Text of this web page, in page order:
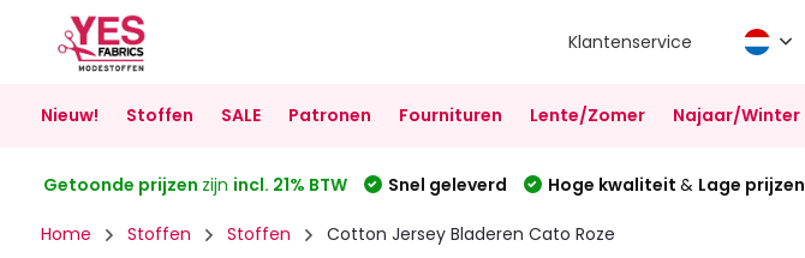
Klantenservice
Nieuw! Stoffen SALE Patronen Fournituren Lente/Zomer Najaar/Winter
Getoonde prijzen zijn incl. 21% BTW Snel geleverd Hoge kwaliteit & Lage prijzen
Home Stoffen Stoffen Cotton Jersey Bladeren Cato Roze